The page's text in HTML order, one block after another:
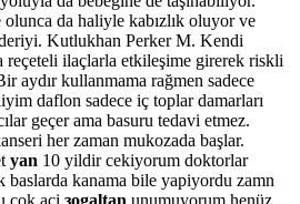
da haliyle kabızlık oluyor ve
deriyi. Kutlukhan Perker M. Kendi
reçeteli ilaçlarla etkileşime girerek riskli
aydır kullanmama rağmen sadece
daflon sadece iç toplar damarları
geçer ama basuru tedavi etmez.
her zaman mukozada başlar.
yan 10 yildir cekiyorum doktorlar
kanama bile yapiyordu zamn
çok aci зogaltan unumuyorum henüz